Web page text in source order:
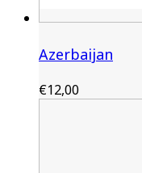
Azerbaijan
€12,00